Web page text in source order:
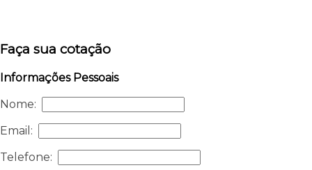
Faça sua cotação
Informações Pessoais
Nome:
Email:
Telefone: